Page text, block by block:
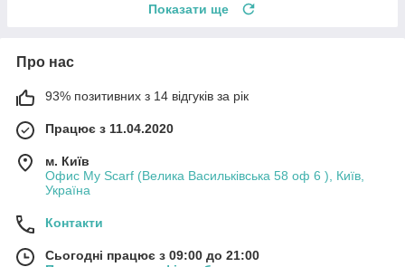
Показати ще
Про нас
93% позитивних з 14 відгуків за рік
Працює з 11.04.2020
м. Київ
Офис My Scarf (Велика Васильківська 58 оф 6 ), Київ,
Україна
Контакти
Сьогодні працює з 09:00 до 21:00